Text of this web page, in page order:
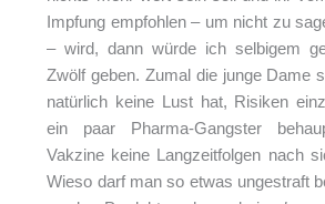
Impfung empfohlen – um nicht zu
– wird, dann würde ich selbigem
Zwölf geben. Zumal die junge Dame
natürlich keine Lust hat, Risiken
ein paar Pharma-Gangster
Vakzine keine Langzeitfolgen nach
Wieso darf man so etwas ungestraft